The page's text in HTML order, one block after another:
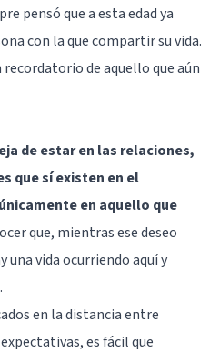
pensó que a esta edad ya
con la que compartir su vida.
recordatorio de aquello que aún
de estar en las relaciones,
que sí existen en el
en aquello que
que, mientras ese deseo
vida ocurriendo aquí y
en la distancia entre
es fácil que